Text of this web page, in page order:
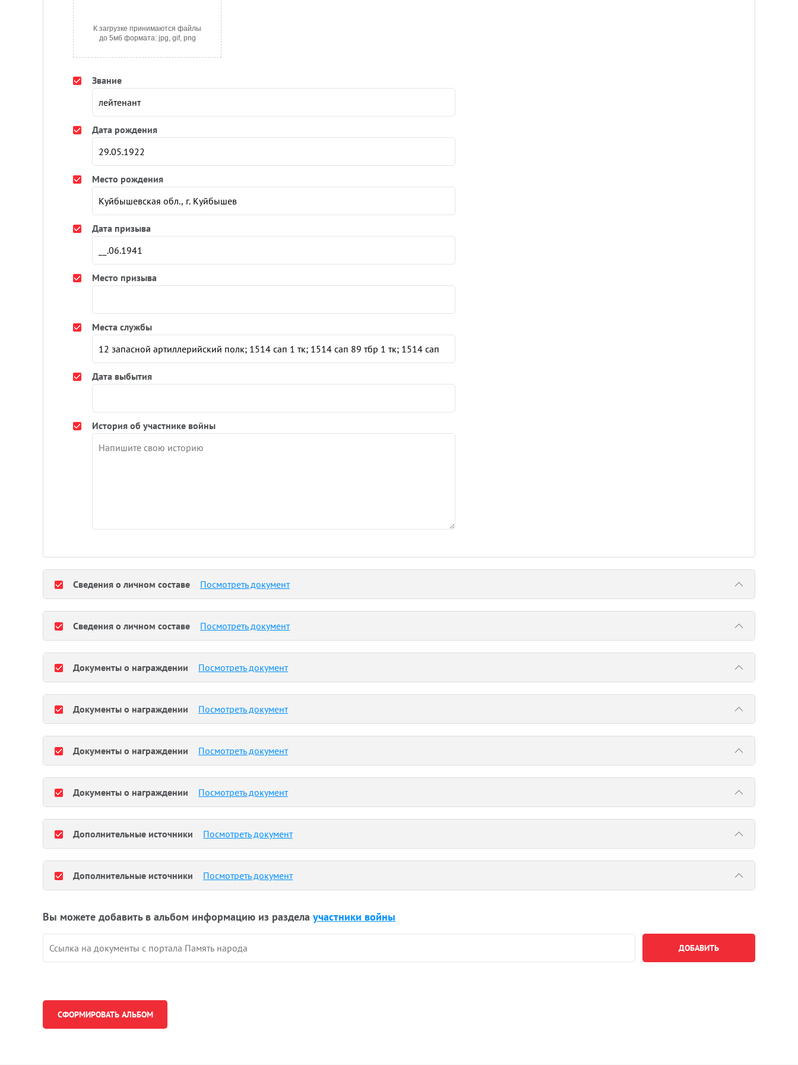
К загрузке принимаются файлы
до 5мб формата: jpg, gif, png
Звание
Дата рождения
Место рождения
Дата призыва
Место призыва
Места службы
Дата выбытия
История об участнике войны
Сведения о личном составе Посмотреть документ
Сведения о личном составе Посмотреть документ
Документы о награждении Посмотреть документ
Документы о награждении Посмотреть документ
Документы о награждении Посмотреть документ
Документы о награждении Посмотреть документ
Дополнительные источники Посмотреть документ
Дополнительные источники Посмотреть документ
Вы можете добавить в альбом информацию из раздела участники войны